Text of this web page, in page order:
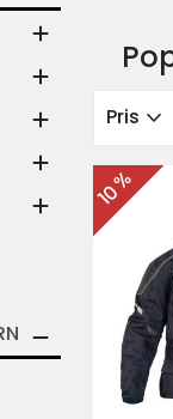
Pris expand_more
10 %